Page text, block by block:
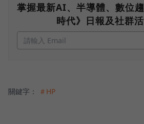
掌握最新AI、半導體、數位
時代》日報及社群
關鍵字： ＃HP